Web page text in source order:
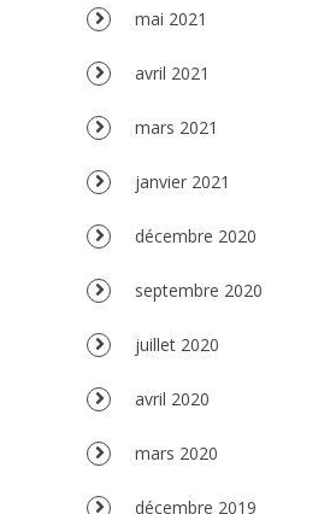
mai 2021
avril 2021
mars 2021
janvier 2021
décembre 2020
septembre 2020
juillet 2020
avril 2020
mars 2020
décembre 2019